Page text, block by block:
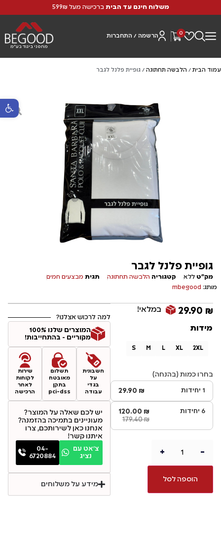
פתח
משלוח חינם עד הבית ברכישה מעל 599₪
0 הרשמה / התחברות
מחסני ביגוד בע"מ
עמוד הבית / הלבשה תחתונה / גופיית פלנל לגבר
גופיית פלנל לגבר
מק"ט ללא קטגוריה הלבשה תחתונה תגית מבצעים חמים
מותג: mbegood
29.90 ₪ במלאי!
מידות
2XL
XL
L
M
S
בחרו כמות (בהנחה)
1 יחידות 29.90 ₪
6 יחידות 120.00 ₪
179.40₪
-
+
הוספה לסל
למה לרכוש אצלנו?
המוצרים שלנו 100%
מקוריים - בהתחייבות!
חשבונית
על
בגדי
עבודה
תשלום
מאובטח
בתקן
pci-dss
שירות
לקוחות
לאחר
הרכישה
יש לכם שאלה על המוצר?
מעוניינים בתמיכה בהזמנה?
אנחנו כאן לשירותכם, צרו
איתנו קשר!
צ׳אט עם
נציג
04-
6720884
מידע על משלוחים